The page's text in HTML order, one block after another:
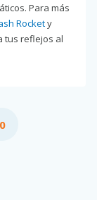
Para más
Rockety
tus reflejos al